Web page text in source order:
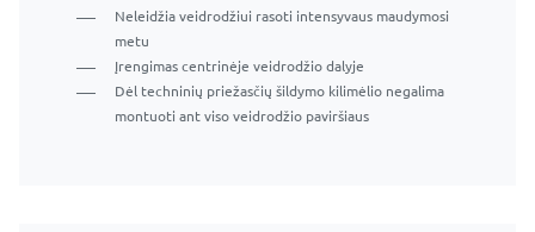
Neleidžia veidrodžiui rasoti intensyvaus maudymosi
metu
Įrengimas centrinėje veidrodžio dalyje
Dėl techninių priežasčių šildymo kilimėlio negalima
montuoti ant viso veidrodžio paviršiaus
Neleidžia veidrodžiui rasoti intensyvaus maudymosi
metu
Įrengimas centrinėje veidrodžio dalyje
Dėl techninių priežasčių šildymo kilimėlio negalima
montuoti ant viso veidrodžio paviršiaus